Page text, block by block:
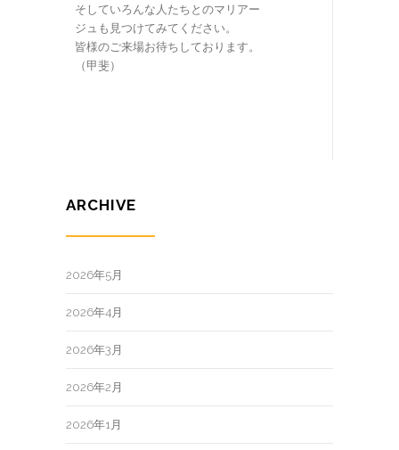
そしていろんな人たちとのマリアー
ジュも見つけてみてください。
皆様のご来場お待ちしております。
（甲斐）
ARCHIVE
2026年5月
2026年4月
2026年3月
2026年2月
2026年1月